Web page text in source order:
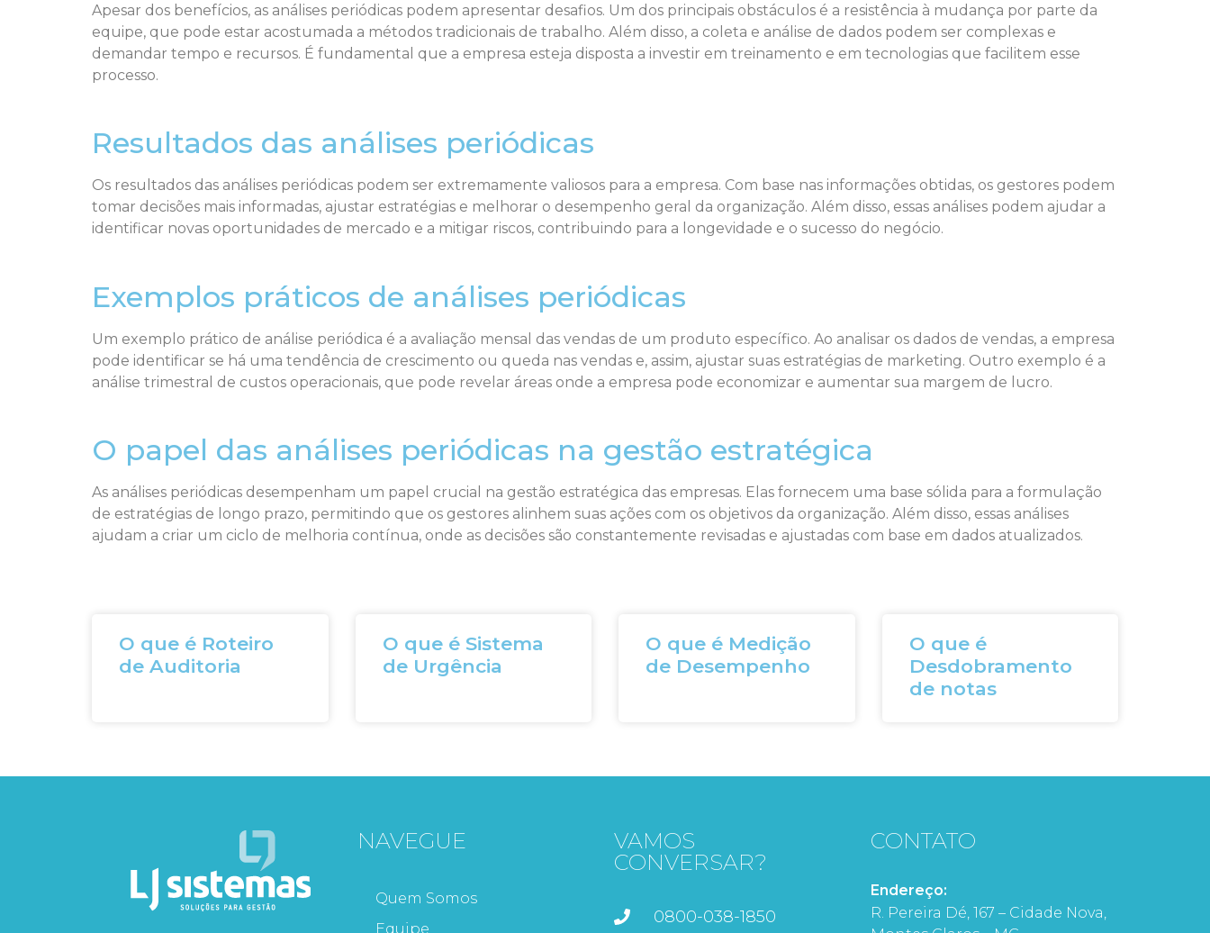
Apesar dos benefícios, as análises periódicas podem apresentar desafios. Um dos principais obstáculos é a resistência à mudança por parte da
equipe, que pode estar acostumada a métodos tradicionais de trabalho. Além disso, a coleta e análise de dados podem ser complexas e
demandar tempo e recursos. É fundamental que a empresa esteja disposta a investir em treinamento e em tecnologias que facilitem esse
processo.
Resultados das análises periódicas
Os resultados das análises periódicas podem ser extremamente valiosos para a empresa. Com base nas informações obtidas, os gestores podem
tomar decisões mais informadas, ajustar estratégias e melhorar o desempenho geral da organização. Além disso, essas análises podem ajudar a
identificar novas oportunidades de mercado e a mitigar riscos, contribuindo para a longevidade e o sucesso do negócio.
Exemplos práticos de análises periódicas
Um exemplo prático de análise periódica é a avaliação mensal das vendas de um produto específico. Ao analisar os dados de vendas, a empresa
pode identificar se há uma tendência de crescimento ou queda nas vendas e, assim, ajustar suas estratégias de marketing. Outro exemplo é a
análise trimestral de custos operacionais, que pode revelar áreas onde a empresa pode economizar e aumentar sua margem de lucro.
O papel das análises periódicas na gestão estratégica
As análises periódicas desempenham um papel crucial na gestão estratégica das empresas. Elas fornecem uma base sólida para a formulação
de estratégias de longo prazo, permitindo que os gestores alinhem suas ações com os objetivos da organização. Além disso, essas análises
ajudam a criar um ciclo de melhoria contínua, onde as decisões são constantemente revisadas e ajustadas com base em dados atualizados.
O que é Roteiro
de Auditoria
O que é Sistema
de Urgência
O que é Medição
de Desempenho
O que é
Desdobramento
de notas
NAVEGUE
Quem Somos
Equipe
VAMOS
CONVERSAR?
0800-038-1850
CONTATO
Endereço:
R. Pereira Dé, 167 – Cidade Nova,